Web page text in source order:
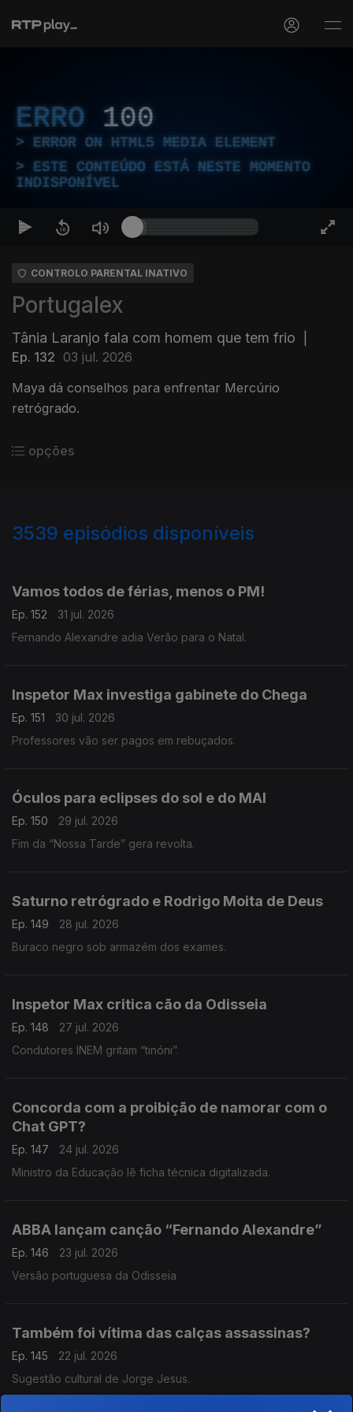
ERRO 100
ERROR ON HTML5 MEDIA ELEMENT
ESTE CONTEÚDO ESTÁ NESTE MOMENTO
INDISPONÍVEL
CONTROLO PARENTAL INATIVO
Portugalex
Tânia Laranjo fala com homem que tem frio
Ep. 132 03 jul. 2026
Maya dá conselhos para enfrentar Mercúrio
retrógrado.
opções
3539 episódios disponíveis
Vamos todos de férias, menos o PM!
Ep. 152
31 jul. 2026
Fernando Alexandre adia Verão para o Natal.
Inspetor Max investiga gabinete do Chega
Ep. 151
30 jul. 2026
Professores vão ser pagos em rebuçados.
Óculos para eclipses do sol e do MAI
Ep. 150
29 jul. 2026
Fim da “Nossa Tarde” gera revolta.
Saturno retrógrado e Rodrigo Moita de Deus
Ep. 149
28 jul. 2026
Buraco negro sob armazém dos exames.
Inspetor Max critica cão da Odisseia
Ep. 148
27 jul. 2026
Condutores INEM gritam “tinóni”.
Concorda com a proibição de namorar com o
Chat GPT?
Ep. 147
24 jul. 2026
Ministro da Educação lê ficha técnica digitalizada.
ABBA lançam canção “Fernando Alexandre”
Ep. 146
23 jul. 2026
Versão portuguesa da Odisseia
Também foi vítima das calças assassinas?
Ep. 145
22 jul. 2026
Sugestão cultural de Jorge Jesus.